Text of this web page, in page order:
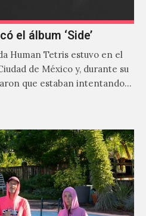
el álbum ‘Side’
Human Tetris estuvo en el
de México y, durante su
que estaban intentando…